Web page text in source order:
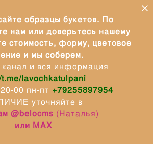
образцы букетов. По
нам или доверьтесь нашему
стоимость, форму, цветовое
и мы соберем.
и вся информация
lavochkatulpani
00 пн-пт +79255897954
уточняйте в
@belocms (Наталья)
или МАХ